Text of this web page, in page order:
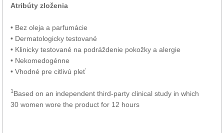
Atribúty zloženia
• Bez oleja a parfumácie
• Dermatologicky testované
• Klinicky testované na podráždenie pokožky a alergie
• Nekomedogénne
• Vhodné pre citlivú pleť
1 Based on an independent third-party clinical study in which
30 women wore the product for 12 hours